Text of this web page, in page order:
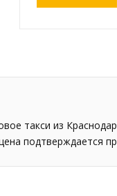
такси из
подтверждается